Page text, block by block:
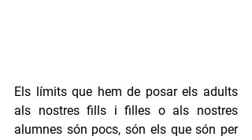
Els límits que hem de posar els adults
als nostres fills i filles o als nostres
alumnes són pocs, són els que són per